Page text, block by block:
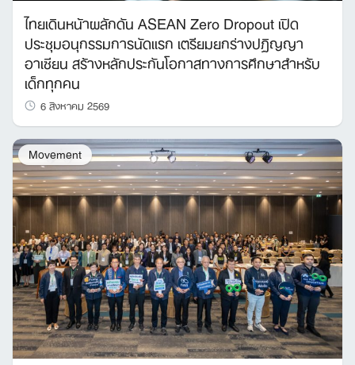
ไทยเดินหน้าผลักดัน ASEAN Zero Dropout เปิด
ประชุมอนุกรรมการนัดแรก เตรียมยกร่างปฏิญญา
อาเซียน สร้างหลักประกันโอกาสทางการศึกษาสำหรับ
เด็กทุกคน
6 สิงหาคม 2569
Movement